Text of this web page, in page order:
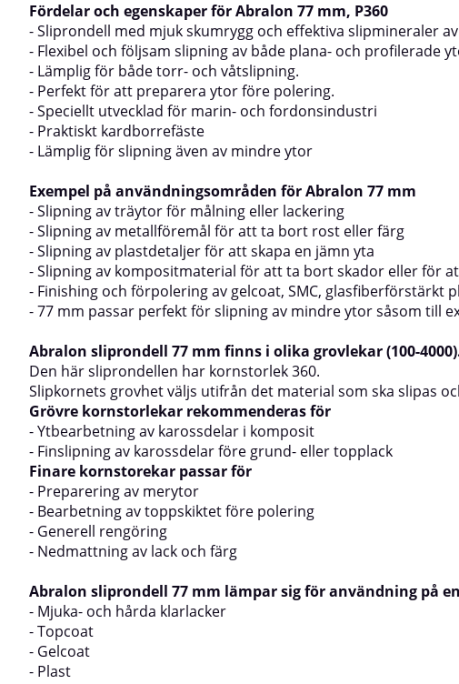
Fördelar och egenskaper för Abralon 77 mm, P360
- Sliprondell med mjuk skumrygg och effektiva slipmineraler
- Flexibel och följsam slipning av både plana- och profilerade
- Lämplig för både torr- och våtslipning.
- Perfekt för att preparera ytor före polering.
- Speciellt utvecklad för marin- och fordonsindustri
- Praktiskt kardborrefäste
- Lämplig för slipning även av mindre ytor
Exempel på användningsområden för Abralon 77 mm
- Slipning av träytor för målning eller lackering
- Slipning av metallföremål för att ta bort rost eller färg
- Slipning av plastdetaljer för att skapa en jämn yta
- Slipning av kompositmaterial för att ta bort skador eller för
- Finishing och förpolering av gelcoat, SMC, glasfiberförstärkt
- 77 mm passar perfekt för slipning av mindre ytor såsom till
Abralon sliprondell 77 mm finns i olika grovlekar (100-
Den här sliprondellen har kornstorlek 360.
Slipkornets grovhet väljs utifrån det material som ska slipas
Grövre kornstorlekar rekommenderas för
- Ytbearbetning av karossdelar i komposit
- Finslipning av karossdelar före grund- eller topplack
Finare kornstorekar passar för
- Preparering av merytor
- Bearbetning av toppskiktet före polering
- Generell rengöring
- Nedmattning av lack och färg
Abralon sliprondell 77 mm lämpar sig för användning på
- Mjuka- och hårda klarlacker
- Topcoat
- Gelcoat
- Plast